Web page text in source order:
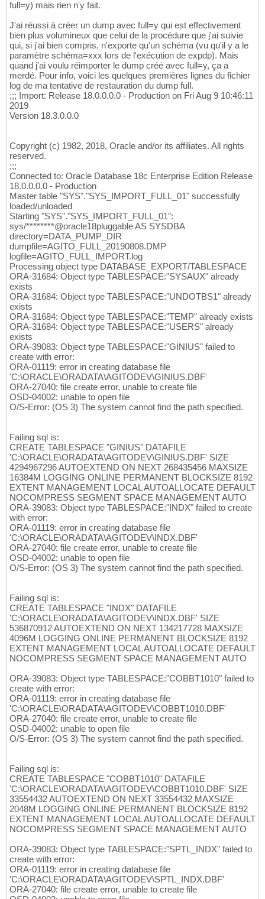
full=y) mais rien n'y fait.
J'ai réussi à créer un dump avec full=y qui est effectivement
bien plus volumineux que celui de la procédure que j'ai suivie
qui, si j'ai bien compris, n'exporte qu'un schéma (vu qu'il y a le
paramètre schéma=xxx lors de l'exécution de expdp). Mais
quand j'ai voulu réimporter le dump créé avec full=y, ça a
merdé. Pour info, voici les quelques premières lignes du fichier
log de ma tentative de restauration du dump full.
;;; Import: Release 18.0.0.0.0 - Production on Fri Aug 9 10:46:11
2019
Version 18.3.0.0.0
Copyright (c) 1982, 2018, Oracle and/or its affiliates. All rights
reserved.
;;;
Connected to: Oracle Database 18c Enterprise Edition Release
18.0.0.0.0 - Production
Master table "SYS"."SYS_IMPORT_FULL_01" successfully
loaded/unloaded
Starting "SYS"."SYS_IMPORT_FULL_01":
sys/********@oracle18pluggable AS SYSDBA
directory=DATA_PUMP_DIR
dumpfile=AGITO_FULL_20190808.DMP
logfile=AGITO_FULL_IMPORT.log
Processing object type DATABASE_EXPORT/TABLESPACE
ORA-31684: Object type TABLESPACE:"SYSAUX" already
exists
ORA-31684: Object type TABLESPACE:"UNDOTBS1" already
exists
ORA-31684: Object type TABLESPACE:"TEMP" already exists
ORA-31684: Object type TABLESPACE:"USERS" already
exists
ORA-39083: Object type TABLESPACE:"GINIUS" failed to
create with error:
ORA-01119: error in creating database file
'C:\ORACLE\ORADATA\AGITODEV\GINIUS.DBF'
ORA-27040: file create error, unable to create file
OSD-04002: unable to open file
O/S-Error: (OS 3) The system cannot find the path specified.
Failing sql is:
CREATE TABLESPACE "GINIUS" DATAFILE
'C:\ORACLE\ORADATA\AGITODEV\GINIUS.DBF' SIZE
4294967296 AUTOEXTEND ON NEXT 268435456 MAXSIZE
16384M LOGGING ONLINE PERMANENT BLOCKSIZE 8192
EXTENT MANAGEMENT LOCAL AUTOALLOCATE DEFAULT
NOCOMPRESS SEGMENT SPACE MANAGEMENT AUTO
ORA-39083: Object type TABLESPACE:"INDX" failed to create
with error:
ORA-01119: error in creating database file
'C:\ORACLE\ORADATA\AGITODEV\INDX.DBF'
ORA-27040: file create error, unable to create file
OSD-04002: unable to open file
O/S-Error: (OS 3) The system cannot find the path specified.
Failing sql is:
CREATE TABLESPACE "INDX" DATAFILE
'C:\ORACLE\ORADATA\AGITODEV\INDX.DBF' SIZE
536870912 AUTOEXTEND ON NEXT 134217728 MAXSIZE
4096M LOGGING ONLINE PERMANENT BLOCKSIZE 8192
EXTENT MANAGEMENT LOCAL AUTOALLOCATE DEFAULT
NOCOMPRESS SEGMENT SPACE MANAGEMENT AUTO
ORA-39083: Object type TABLESPACE:"COBBT1010" failed to
create with error:
ORA-01119: error in creating database file
'C:\ORACLE\ORADATA\AGITODEV\COBBT1010.DBF'
ORA-27040: file create error, unable to create file
OSD-04002: unable to open file
O/S-Error: (OS 3) The system cannot find the path specified.
Failing sql is:
CREATE TABLESPACE "COBBT1010" DATAFILE
'C:\ORACLE\ORADATA\AGITODEV\COBBT1010.DBF' SIZE
33554432 AUTOEXTEND ON NEXT 33554432 MAXSIZE
2048M LOGGING ONLINE PERMANENT BLOCKSIZE 8192
EXTENT MANAGEMENT LOCAL AUTOALLOCATE DEFAULT
NOCOMPRESS SEGMENT SPACE MANAGEMENT AUTO
ORA-39083: Object type TABLESPACE:"SPTL_INDX" failed to
create with error:
ORA-01119: error in creating database file
'C:\ORACLE\ORADATA\AGITODEV\SPTL_INDX.DBF'
ORA-27040: file create error, unable to create file